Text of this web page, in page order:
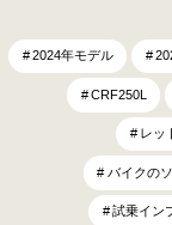
2024年モデル
CRF250L
レッ
バイクの
試乗イン